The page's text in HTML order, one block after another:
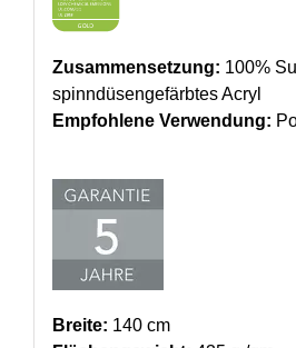
Zusammensetzung: 100%
spinndüsengefärbtes Acryl
Empfohlene Verwendung:
Breite: 140 cm